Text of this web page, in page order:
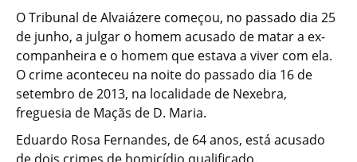
O Tribunal de Alvaiázere começou, no passado dia 25
de junho, a julgar o homem acusado de matar a ex-
companheira e o homem que estava a viver com ela.
O crime aconteceu na noite do passado dia 16 de
setembro de 2013, na localidade de Nexebra,
freguesia de Maçãs de D. Maria.
Eduardo Rosa Fernandes, de 64 anos, está acusado
de dois crimes de homicídio qualificado.